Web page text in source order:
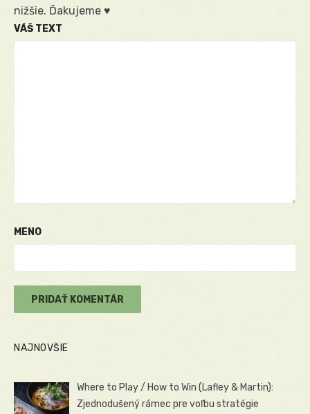
nižšie. Ďakujeme ♥
VÁŠ TEXT
MENO
NAJNOVŠIE
Where to Play / How to Win (Lafley & Martin):
Zjednodušený rámec pre voľbu stratégie